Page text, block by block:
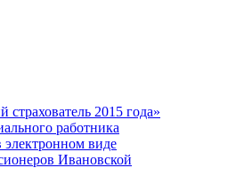
2015 года»
работника
виде
Ивановской